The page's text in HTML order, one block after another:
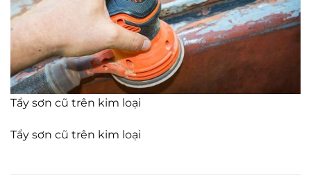
Tẩy sơn cũ trên kim loại
Tẩy sơn cũ trên kim loại